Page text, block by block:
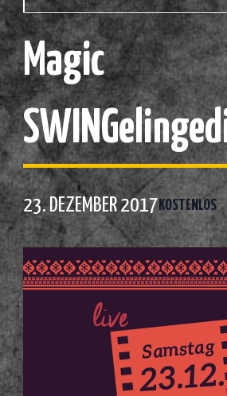
Magic
23. DEZEMBER 2017 KOSTENLOS